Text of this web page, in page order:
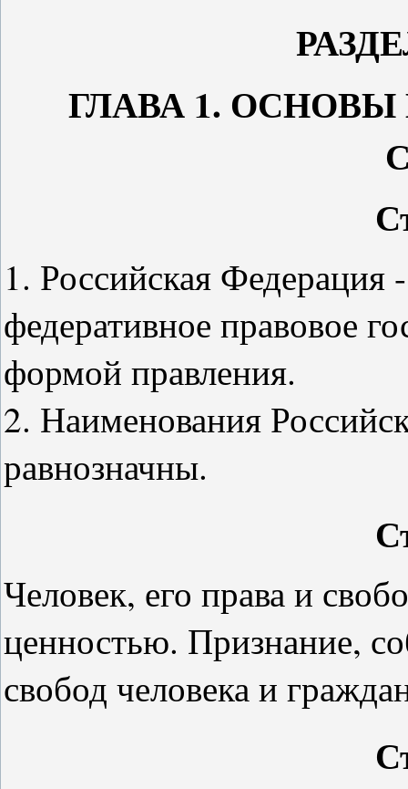
ГЛАВА 1.
1. Российская Федерация
федеративное правовое
формой правления.
2. Наименования
равнозначны.
Человек, его права и
ценностью. Признание,
свобод человека и